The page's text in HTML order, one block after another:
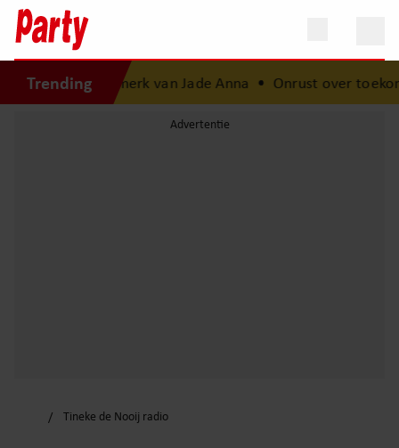
Trendingbij het merk van Jade Anna•Onrust over
Tineke de Nooij radio